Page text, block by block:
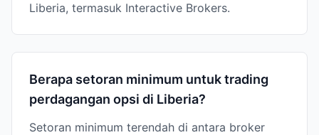
Liberia, termasuk Interactive Brokers.
Berapa setoran minimum untuk trading
perdagangan opsi di Liberia?
Setoran minimum terendah di antara broker